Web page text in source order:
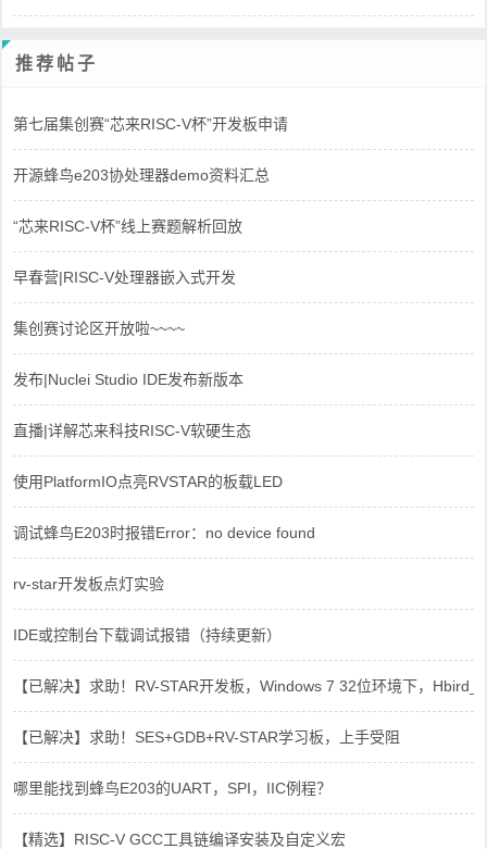
推荐帖子
第七届集创赛“芯来RISC-V杯”开发板申请
开源蜂鸟e203协处理器demo资料汇总
“芯来RISC-V杯”线上赛题解析回放
早春营|RISC-V处理器嵌入式开发
集创赛讨论区开放啦~~~~
发布|Nuclei Studio IDE发布新版本
直播|详解芯来科技RISC-V软硬生态
使用PlatformIO点亮RVSTAR的板载LED
调试蜂鸟E203时报错Error：no device found
rv-star开发板点灯实验
IDE或控制台下载调试报错（持续更新）
【已解决】求助！RV-STAR开发板，Windows 7 32位环境下，
【已解决】求助！SES+GDB+RV-STAR学习板，上手受阻
哪里能找到蜂鸟E203的UART，SPI，IIC例程？
【精选】RISC-V GCC工具链编译安装及自定义宏